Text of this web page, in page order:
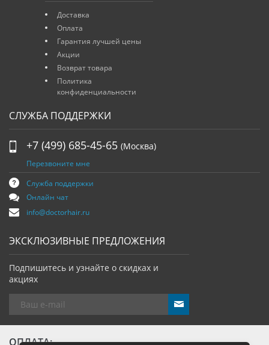
Доставка
Оплата
Гарантия лучшей цены
Акции
Возврат товара
Политика
конфиденциальности
СЛУЖБА ПОДДЕРЖКИ
+7 (499) 685-45-65 (Москва)
Перезвоните мне
Служба поддержки
Онлайн чат
info@doctorhair.ru
ЭКСКЛЮЗИВНЫЕ ПРЕДЛОЖЕНИЯ
Подпишитесь и узнайте о скидках и
акциях
send
ОПЛАТА: